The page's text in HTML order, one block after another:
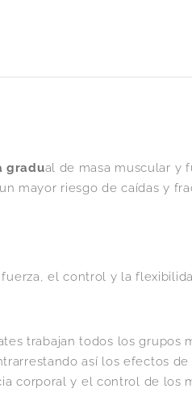
gradual de masa muscular y
mayor riesgo de caídas y
el control y la
trabajan todos los
así los efectos de
corporal y el control de los